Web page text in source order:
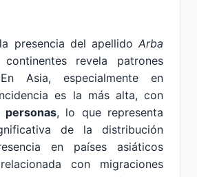
presencia del apellido Arba
revela patrones
Asia, especialmente en
es la más alta, con
personas, lo que representa
de la distribución
en países asiáticos
con migraciones